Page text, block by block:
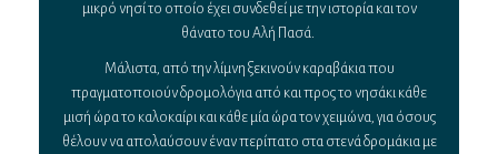
μικρό νησί το οποίο έχει συνδεθεί με την ιστορία και τον
θάνατο του Αλή Πασά.
Μάλιστα, από την λίμνη ξεκινούν καραβάκια που
πραγματοποιούν δρομολόγια από και προς το νησάκι κάθε
μισή ώρα το καλοκαίρι και κάθε μία ώρα τον χειμώνα, για όσους
θέλουν να απολαύσουν έναν περίπατο στα στενά δρομάκια με